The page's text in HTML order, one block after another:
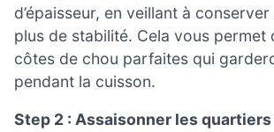
d’épaisseur, en veillant à
plus de stabilité. Cela vous permet
côtes de chou parfaites qui
pendant la cuisson.
Step 2 : Assaisonner les quartiers